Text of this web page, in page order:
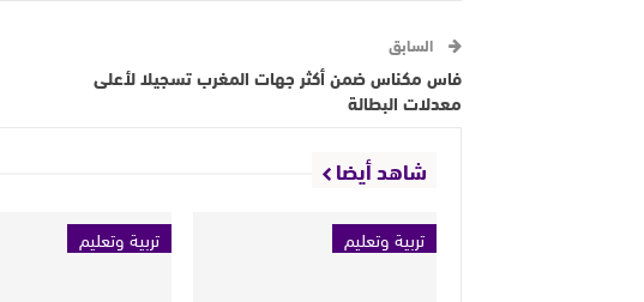
السابق
فاس مكناس ضمن أكثر جهات المغرب تسجيلا لأعلى
معدلات البطالة
شاهد أيضا
تربية وتعليم تربية وتعليم